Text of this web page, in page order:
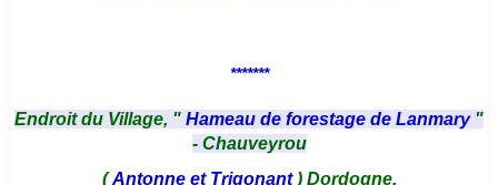
*******
Endroit du Village, " Hameau de forestage de Lanmary "
- Chauveyrou
(Antonne et Trigonant) Dordogne.